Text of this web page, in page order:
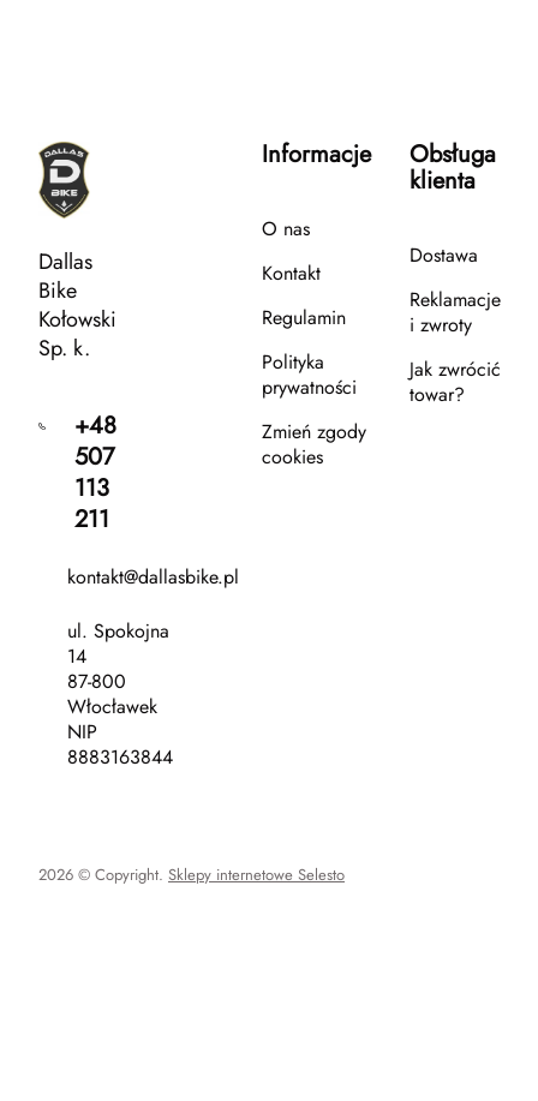
Dallas
Bike
Kołowski
Sp. k.
+48
507
113
211
kontakt@dallasbike.pl
ul. Spokojna
14
87-800
Włocławek
NIP
8883163844
Informacje
O nas
Kontakt
Regulamin
Polityka
prywatności
Zmień zgody
cookies
Obsługa
klienta
Dostawa
Reklamacje
i zwroty
Jak zwrócić
towar?
2026 © Copyright. Sklepy internetowe Selesto